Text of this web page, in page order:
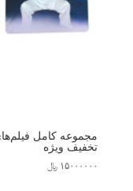
مجموعه کامل
تخفیف ویژه
۱۵۰۰۰۰۰۰ ﷼